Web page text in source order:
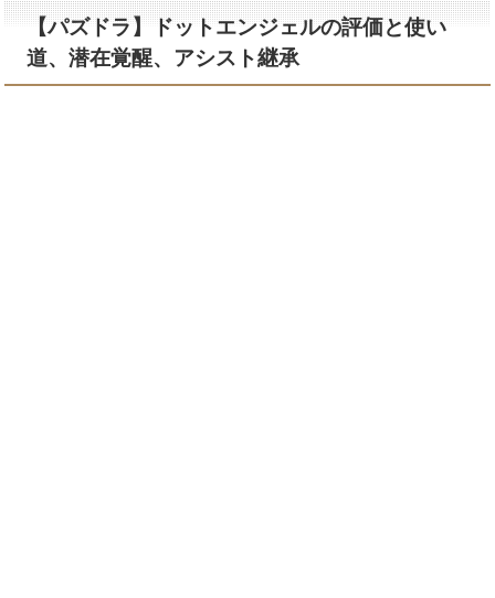
【パズドラ】ドットエンジェルの評価と使い
道、潜在覚醒、アシスト継承